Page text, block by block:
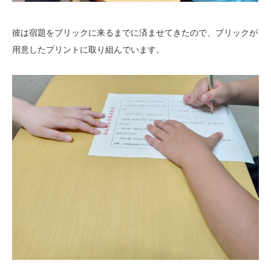
彼は宿題をブリックに来るまでに済ませてきたので、ブリックが
用意したプリントに取り組んでいます。